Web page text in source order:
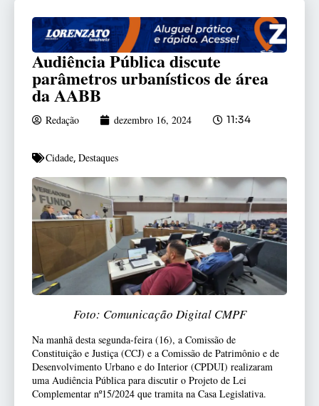
Audiência Pública discute
parâmetros urbanísticos de área
da AABB
Redação dezembro 16, 2024 11:34
Cidade, Destaques
Foto: Comunicação Digital CMPF
Na manhã desta segunda-feira (16), a Comissão de
Constituição e Justiça (CCJ) e a Comissão de Patrimônio e de
Desenvolvimento Urbano e do Interior (CPDUI) realizaram
uma Audiência Pública para discutir o Projeto de Lei
Complementar nº15/2024 que tramita na Casa Legislativa.